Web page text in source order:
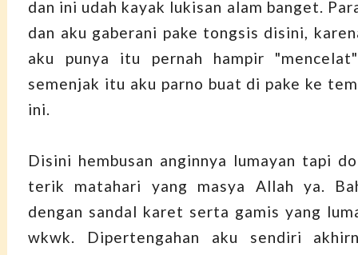
dan ini udah kayak lukisan alam banget.
dan aku gaberani pake tongsis disini,
aku punya itu pernah hampir
semenjak itu aku parno buat di pake ke
ini.
Disini hembusan anginnya lumayan tapi
terik matahari yang masya Allah ya.
dengan sandal karet serta gamis yang
wkwk. Dipertengahan aku sendiri